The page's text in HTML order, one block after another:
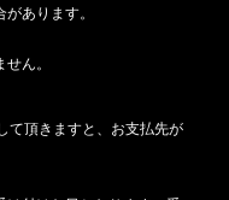
あります。
ん。
て頂きますと、お支払先が